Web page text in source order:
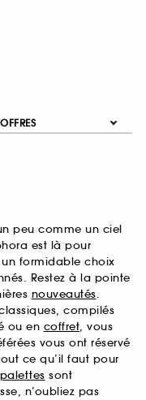
peu comme un ciel
est là pour
un formidable choix
Restez à la pointe
nouveautés.
compilés
ou en coffret, vous
vous ont réservé
ce qu’il faut pour
palettes sont
n’oubliez pas